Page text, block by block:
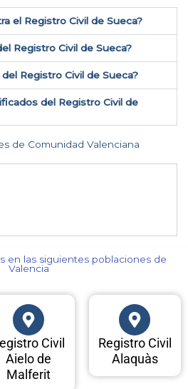
el Registro Civil de Sueca​?
Registro Civil de Sueca?
Registro Civil de Sueca​?
del Registro Civil de
de Comunidad Valenciana
en las siguientes poblaciones de
Valencia​
Civil
Aielo de
Malferit
Registro Civil
Alaquàs